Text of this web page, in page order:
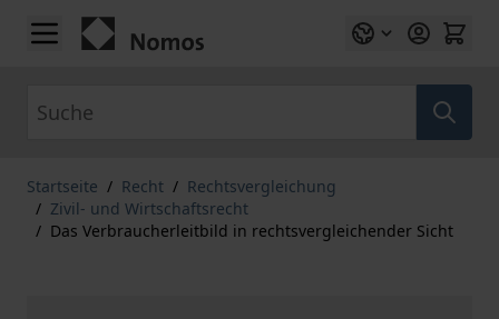
Zum Inhalt springen
Startseite / Recht / Rechtsvergleichung
/ Zivil- und Wirtschaftsrecht
/ Das Verbraucherleitbild in rechtsvergleichender Sicht